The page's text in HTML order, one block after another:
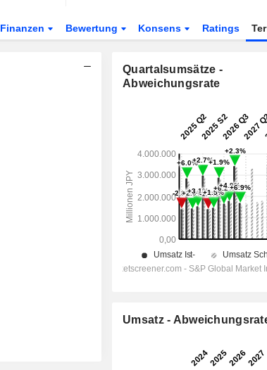
Finanzen Bewertung Konsens Ratings
Quartalsumsätze -
Abweichungsrate
Umsatz -